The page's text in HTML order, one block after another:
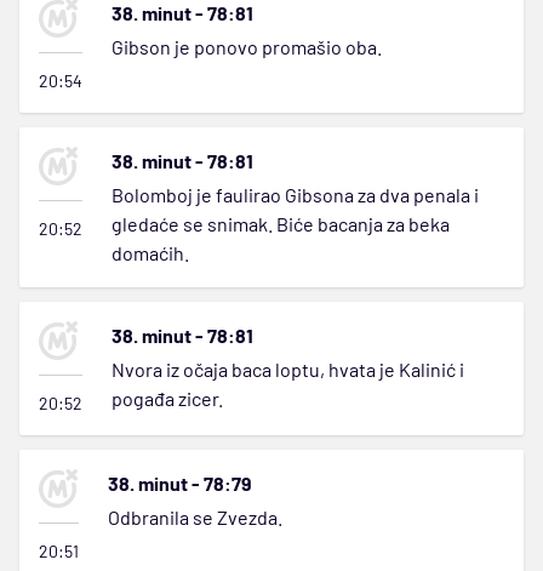
20:54
38. minut - 78:81
Gibson je ponovo promašio oba.
20:52
38. minut - 78:81
Bolomboj je faulirao Gibsona za dva penala i
gledaće se snimak. Biće bacanja za beka
domaćih.
20:52
38. minut - 78:81
Nvora iz očaja baca loptu, hvata je Kalinić i
pogađa zicer.
20:51
38. minut - 78:79
Odbranila se Zvezda.